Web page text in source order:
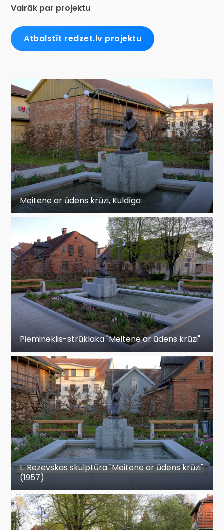
Vairāk par projektu
Atbalstīt redzet.lv projektu
Meitene ar ūdens krūzi, Kuldīga
Piemineklis-strūklaka "Meitene ar ūdens krūzi"
L. Rezevskas skulptūra "Meitene ar ūdens krūzi"
(1957)